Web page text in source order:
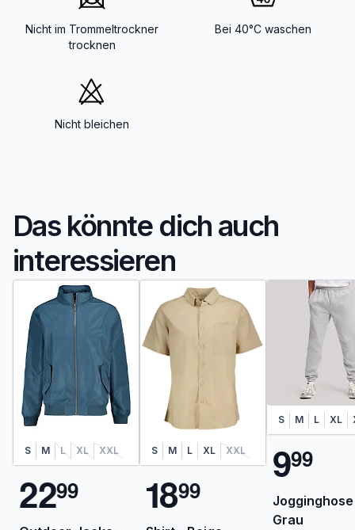
Nicht im Trommeltrockner
trocknen
Bei 40°C waschen
Nicht bleichen
Das könnte dich auch
interessieren
S M L XL XXL
2299
S M L XL XXL
1899
S M L XL
999
Grau